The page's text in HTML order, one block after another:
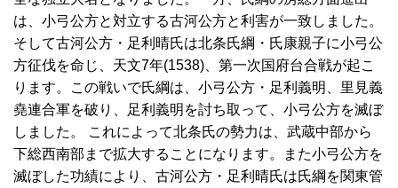
は、小弓公方と対立する古河公方と利害が一致しました。
そして古河公方・足利晴氏は北条氏綱・氏康親子に小弓公
方征伐を命じ、天文7年(1538)、第一次国府台合戦が起こ
ります。この戦いで氏綱は、小弓公方・足利義明、里見義
堯連合軍を破り、足利義明を討ち取って、小弓公方を滅ぼ
しました。 これによって北条氏の勢力は、武蔵中部から
下総西南部まで拡大することになります。また小弓公方を
滅ぼした功績により、古河公方・足利晴氏は氏綱を関東管